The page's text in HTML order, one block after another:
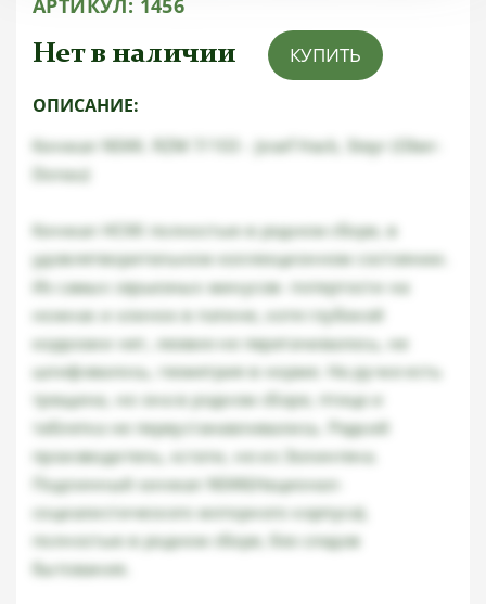
АРТИКУЛ: 1456
Нет в наличии КУПИТЬ
ОПИСАНИЕ:
Кинжал NSKK. RZM 7/103 - Josef Hack, Steyr (Ober-
Donau)
Кинжал НСКК полностью в родном сборе, в
удовлетворительном коллекционном состоянии.
Из самых серьезных минусов- потертости на
ножнах и клинок в патине, хотя глубокой
коррозии нет, лезвие не перетачивалось, не
шлифовалось, геометрия в норме. На ручке есть
трещина, но она в родном сборе, птица и
таблетка не переустанавливались. Редкий
производитель, кстати, не из Золингена.
Подлинный кинжал NSKK(Национал-
социалистического моторного корпуса),
полностью в родном сборе, без следов
бытования.